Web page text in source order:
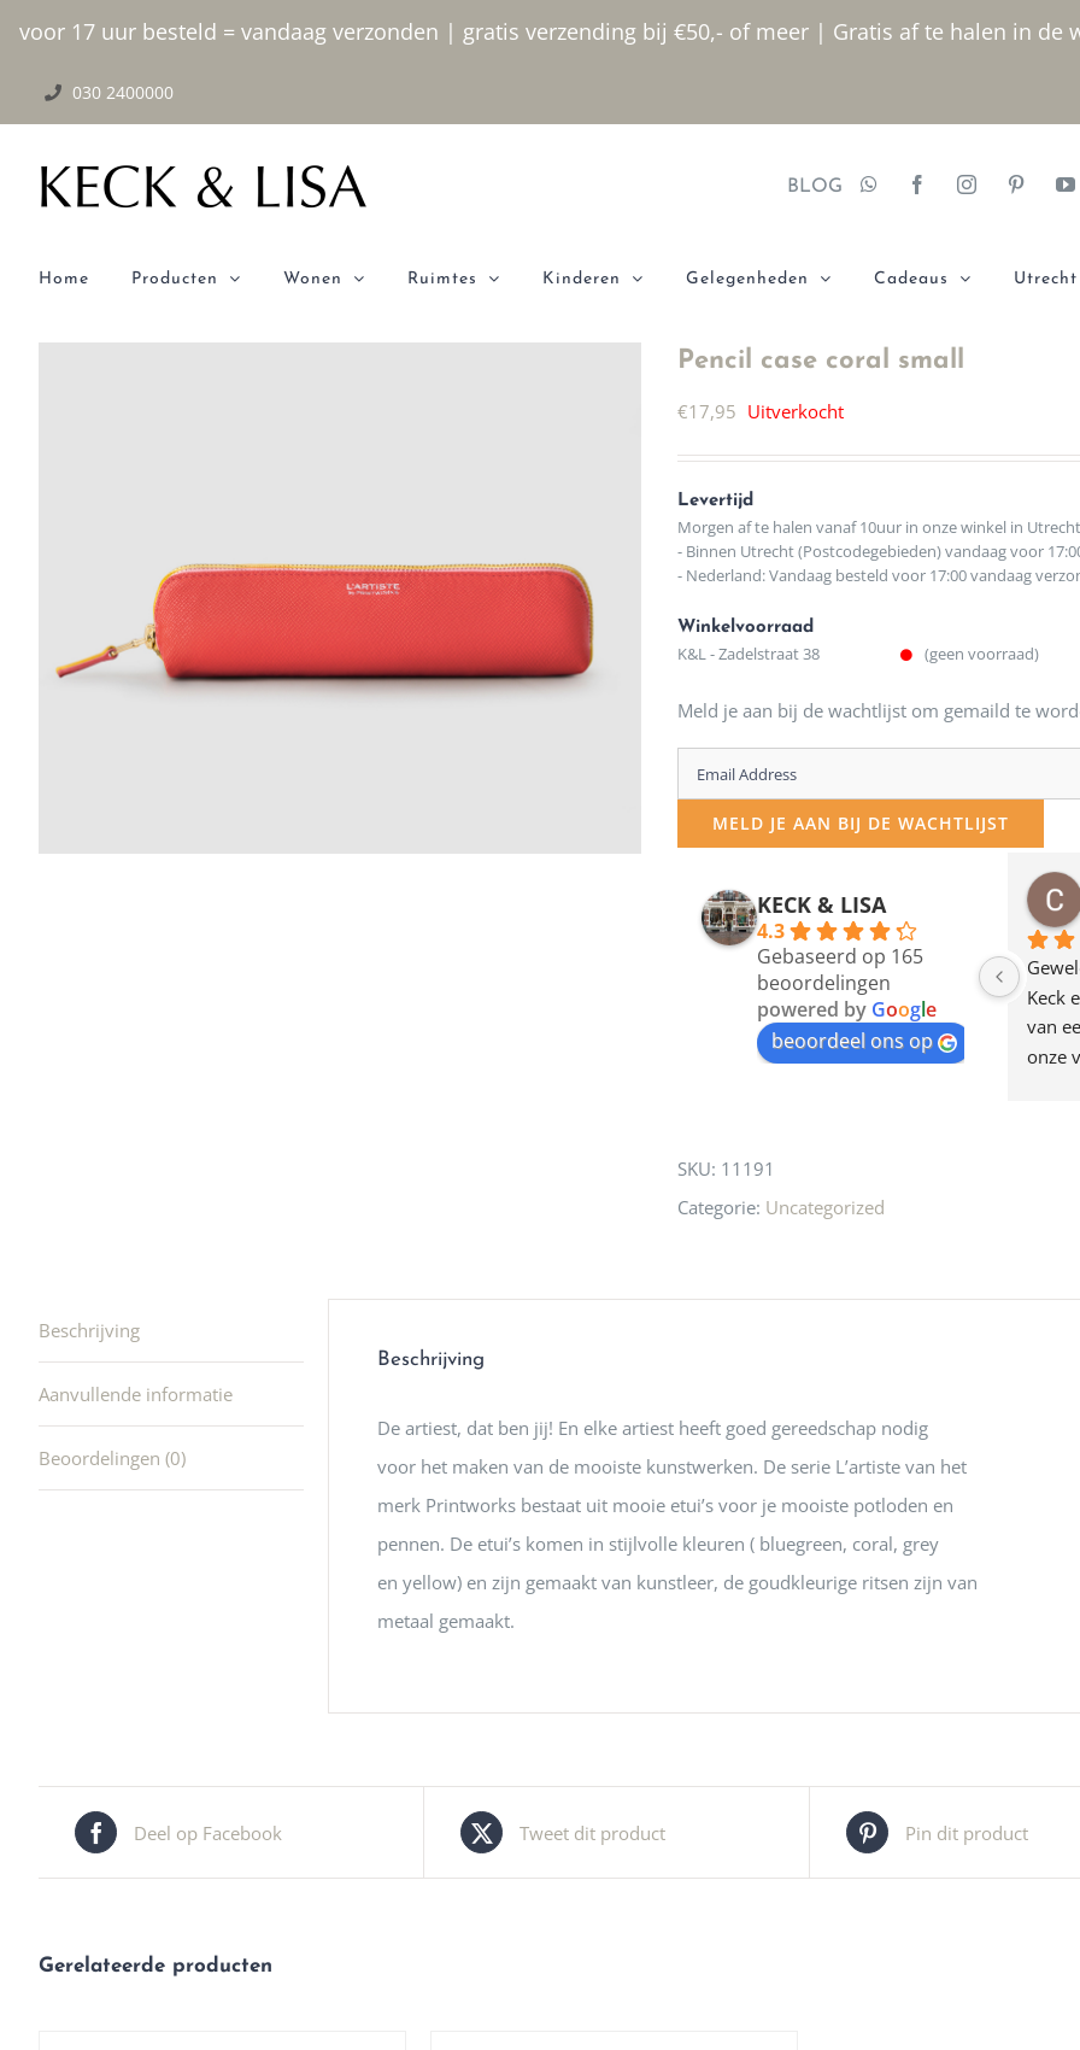
voor 17 uur besteld = vandaag verzonden | gratis verzending bij €50,- of meer | Gratis af te halen in
inhoud
030 2400000
BLOG
Home Producten Wonen Ruimtes Kinderen Gelegenheden Cadeaus Utrecht
Pencil case coral small
€17,95 Uitverkocht
Levertijd
Morgen af te halen vanaf 10uur in onze winkel in Utrecht
- Binnen Utrecht (Postcodegebieden) vandaag voor
- Nederland: Vandaag besteld voor 17:00 vandaag
Winkelvoorraad
K&L - Zadelstraat 38 (geen voorraad)
Meld je aan bij de wachtlijst om gemaild te
Enter
your
email
MELD JE AAN BIJ DE WACHTLIJST
KECK & LISA
4.3
Gebaseerd op 165
beoordelingen
powered by Google
beoordeel ons op
ook heel aardig en gezellig
12 maanden geleden
Waarom in hemelsnaam
de woonwinkel op de
klippen  laten lopen? Waar
moeten nu de design
Keck
van
onze
SKU: 11191
Categorie: Uncategorized
Beschrijving
Aanvullende informatie
Beoordelingen (0)
Beschrijving
De artiest, dat ben jij! En elke artiest heeft goed gereedschap nodig
voor het maken van de mooiste kunstwerken. De serie L’artiste van het
merk Printworks bestaat uit mooie etui’s voor je mooiste potloden en
pennen. De etui’s komen in stijlvolle kleuren ( bluegreen, coral, grey
en yellow) en zijn gemaakt van kunstleer, de goudkleurige ritsen zijn van
metaal gemaakt.
Deel op Facebook Tweet dit product Pin dit product
Gerelateerde producten